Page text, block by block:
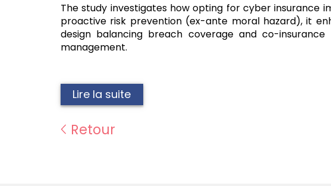
The study investigates how opting for cyber insurance
proactive risk prevention (ex-ante moral hazard), it
design balancing breach coverage and co-
management.
Lire la suite
Retour